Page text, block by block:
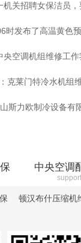
关招聘女保洁员，
时发布了高温黄色预
空调机组维修工作
克莱门特冷水机组
斯力欧制冷设备有
中央空调
顿汉布什压缩机